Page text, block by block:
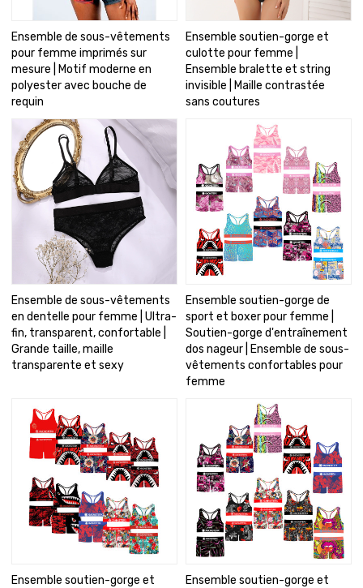
Ensemble de sous-vêtements
pour femme imprimés sur
mesure | Motif moderne en
polyester avec bouche de
requin
Ensemble soutien-gorge et
culotte pour femme |
Ensemble bralette et string
invisible | Maille contrastée
sans coutures
Ensemble de sous-vêtements
en dentelle pour femme | Ultra-
fin, transparent, confortable |
Grande taille, maille
transparente et sexy
Ensemble soutien-gorge de
sport et boxer pour femme |
Soutien-gorge d'entraînement
dos nageur | Ensemble de sous-
vêtements confortables pour
femme
Ensemble soutien-gorge et
Ensemble soutien-gorge et